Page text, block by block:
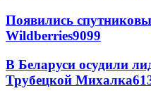
Появились
Wildberries9099
В Беларуси осудили
Трубецкой Михалка